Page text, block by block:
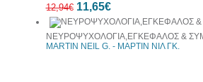
12,94€ 11,65€
ΝΕΥΡΟΨΥΧΟΛΟΓΙΑ,ΕΓΚΕΦΑΛΟΣ &
MARTIN NEIL G. - ΜΑΡΤΙΝ ΝΙΛ ΓΚ.